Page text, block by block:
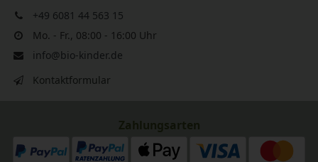
+49 6081 44 563 15
Mo. - Fr., 08:00 - 16:00 Uhr
info@bio-kinder.de
Kontaktformular
Zahlungsarten